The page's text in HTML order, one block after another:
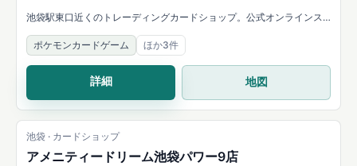
池袋駅東口近くのトレーディングカードショップ。公式オンラインス
トアと店舗Xで販売、買取、イベント、プレイスペース利用が案内され
ています。
ポケモンカードゲーム ほか3件
詳細 地図
池袋 · カードショップ
アメニティードリーム池袋パワー9店